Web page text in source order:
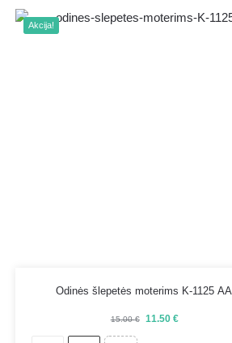
Akcija!
Odinės šlepetės moterims K-1125 AA
15.00€ 11.50 €